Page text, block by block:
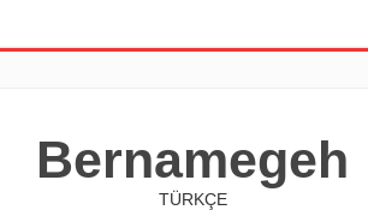
Bernamegeh
TÜRKÇE